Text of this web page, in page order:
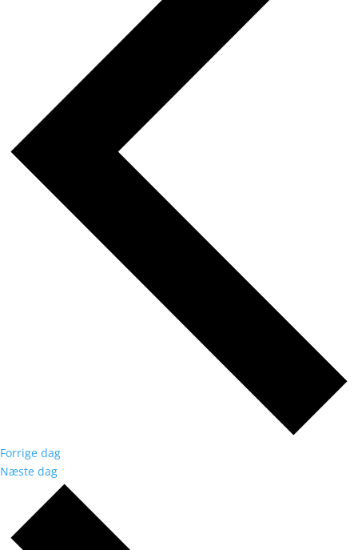
Forrige dag
Næste dag